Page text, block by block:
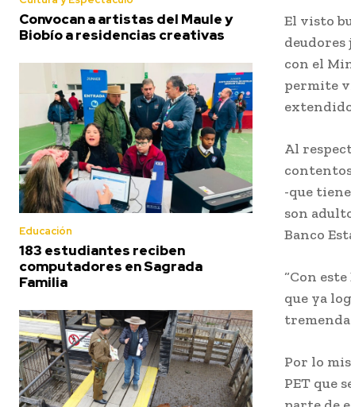
Convocan a artistas del Maule y
Biobío a residencias creativas
Educación
183 estudiantes reciben
computadores en Sagrada
Familia
El visto
con el
permite
Al
-que
son
Banco
“Con
que ya
Por lo
PET que